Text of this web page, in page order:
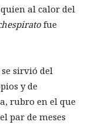
al calor del
fue
sirvió del
y de
rubro en el que
par de meses